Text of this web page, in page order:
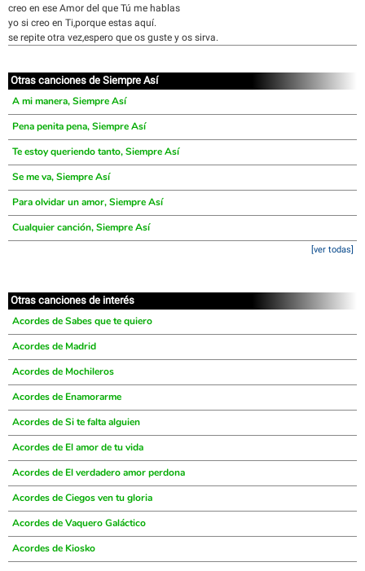
creo en ese Amor del que Tú me hablas
yo si creo en Ti,porque estas aquí.
se repite otra vez,espero que os guste y os sirva.
Otras canciones de Siempre Así
A mi manera, Siempre Así
Pena penita pena, Siempre Así
Te estoy queriendo tanto, Siempre Así
Se me va, Siempre Así
Para olvidar un amor, Siempre Así
Cualquier canción, Siempre Así
[ver todas]
Otras canciones de interés
Acordes de Sabes que te quiero
Acordes de Madrid
Acordes de Mochileros
Acordes de Enamorarme
Acordes de Si te falta alguien
Acordes de El amor de tu vida
Acordes de El verdadero amor perdona
Acordes de Ciegos ven tu gloria
Acordes de Vaquero Galáctico
Acordes de Kiosko